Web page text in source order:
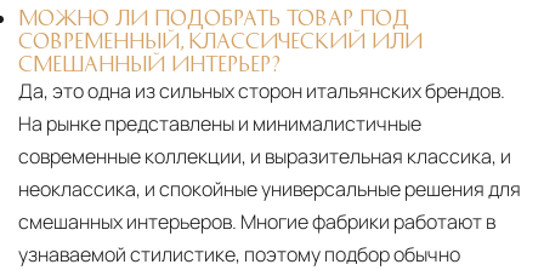
МОЖНО ЛИ ПОДОБРАТЬ ТОВАР ПОД
СОВРЕМЕННЫЙ, КЛАССИЧЕСКИЙ ИЛИ
СМЕШАННЫЙ ИНТЕРЬЕР?
Да, это одна из сильных сторон итальянских брендов.
На рынке представлены и минималистичные
современные коллекции, и выразительная классика, и
неоклассика, и спокойные универсальные решения для
смешанных интерьеров. Многие фабрики работают в
узнаваемой стилистике, поэтому подбор обычно